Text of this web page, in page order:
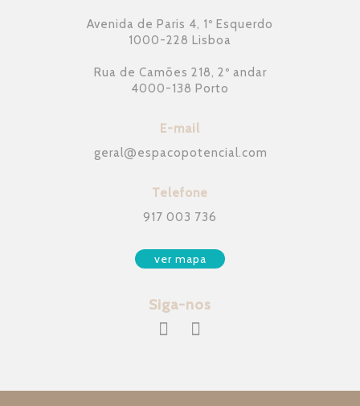
Avenida de Paris 4, 1º Esquerdo
1000-228 Lisboa
Rua de Camões 218, 2º andar
4000-138 Porto
E-mail
geral@espacopotencial.com
Telefone
917 003 736
ver mapa
Siga-nos